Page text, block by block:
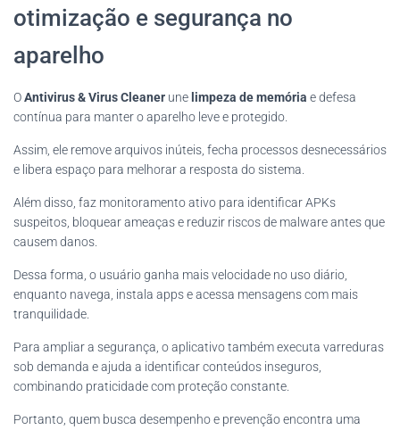
otimização e segurança no
aparelho
OAntivirus & Virus Cleaner une limpeza de memória e defesa
contínua para manter o aparelho leve e protegido.
Assim, ele remove arquivos inúteis, fecha processos desnecessários
e libera espaço para melhorar a resposta do sistema.
Além disso, faz monitoramento ativo para identificar APKs
suspeitos, bloquear ameaças e reduzir riscos de malware antes que
causem danos.
Dessa forma, o usuário ganha mais velocidade no uso diário,
enquanto navega, instala apps e acessa mensagens com mais
tranquilidade.
Para ampliar a segurança, o aplicativo também executa varreduras
sob demanda e ajuda a identificar conteúdos inseguros,
combinando praticidade com proteção constante.
Portanto, quem busca desempenho e prevenção encontra uma